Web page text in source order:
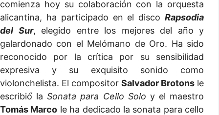
comienza hoy su colaboración con la orquesta
alicantina, ha participado en el disco Rapsodia
del Sur, elegido entre los mejores del año y
galardonado con el Melómano de Oro. Ha sido
reconocido por la crítica por su sensibilidad
expresiva y su exquisito sonido como
violonchelista. El compositor Salvador Brotons le
escribió́ laSonata para Cello Solo y el maestro
Tomás Marco le ha dedicado la sonata para cello